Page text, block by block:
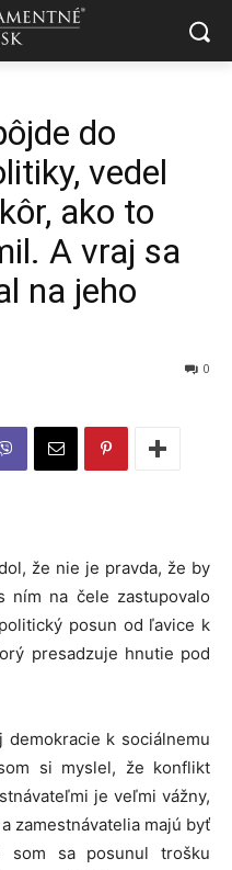
do
vedel
ako to
A vraj sa
na jeho
0
že nie je pravda, že by
ním na čele zastupovalo
posun od ľavice k
presadzuje hnutie pod
demokracie k sociálnemu
si myslel, že konflikt
je veľmi vážny,
zamestnávatelia majú byť
som sa posunul trošku